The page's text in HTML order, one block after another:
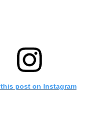
post on Instagram